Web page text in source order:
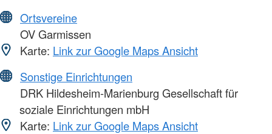
Ortsvereine
OV Garmissen
Karte: Link zur Google Maps Ansicht
Sonstige Einrichtungen
DRK Hildesheim-Marienburg Gesellschaft für
soziale Einrichtungen mbH
Karte: Link zur Google Maps Ansicht